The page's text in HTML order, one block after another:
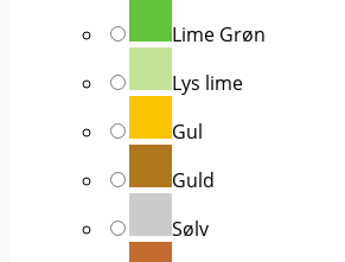
Lime Grøn
Lys lime
Gul
Guld
Sølv